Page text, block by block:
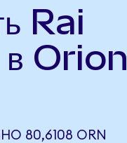
Rai
Orion
80,6108 ORN